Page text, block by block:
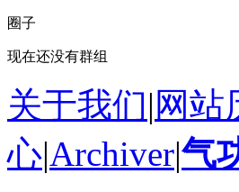
圈子
现在还没有群组
关于我们| 网站
心|Archiver|气